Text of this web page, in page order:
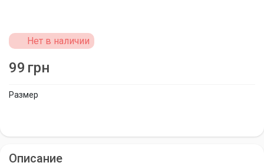
Размер
Нет в наличии
99 грн
Описание